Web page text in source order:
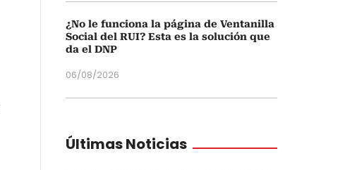
¿No le funciona la página de Ventanilla
Social del RUI? Esta es la solución que
da el DNP
06/08/2026
Últimas Noticias